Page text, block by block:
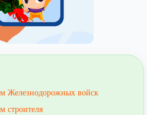
Железнодорожных войск
строителя